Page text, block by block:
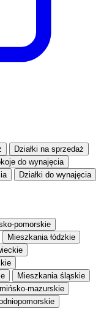
Działki na sprzedaż
do wynajęcia
Działki do wynajęcia
pomorskie
Mieszkania łódzkie
Mieszkania śląskie
mazurskie